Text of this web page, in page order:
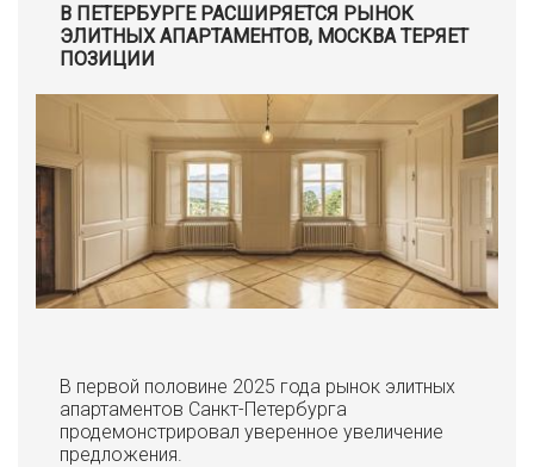
В ПЕТЕРБУРГЕ РАСШИРЯЕТСЯ РЫНОК
ЭЛИТНЫХ АПАРТАМЕНТОВ, МОСКВА ТЕРЯЕТ
ПОЗИЦИИ
В первой половине 2025 года рынок элитных
апартаментов Санкт-Петербурга
продемонстрировал уверенное увеличение
предложения.